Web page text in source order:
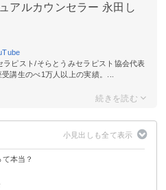
アルカウンセラー 永田し
ピスト/そらとうみセラピスト協会代表
講生のべ1万人以上の実績。...
本当？
明だから
からり回されないから